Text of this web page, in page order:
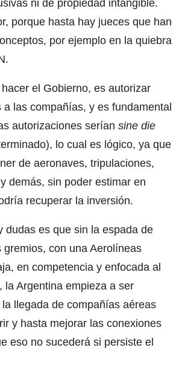
ni de propiedad intangible.
porque hasta hay jueces que han
por ejemplo en la quiebra
el Gobierno, es autorizar
a las compañías, y es fundamental
autorizaciones serían sine die
lo cual es lógico, ya que
de aeronaves, tripulaciones,
demás, sin poder estimar en
recuperar la inversión.
dudas es que sin la espada de
gremios, con una Aerolíneas
en competencia y enfocada al
la Argentina empieza a ser
llegada de compañías aéreas
y hasta mejorar las conexiones
eso no sucederá si persiste el